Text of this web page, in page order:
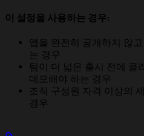
이 설정을 사용하는 경우:
앱을 완전히 공개하지 않
는 경우
팀이 더 넓은 출시 전에 클
데모해야 하는 경우
조직 구성원 자격 이상의
경우